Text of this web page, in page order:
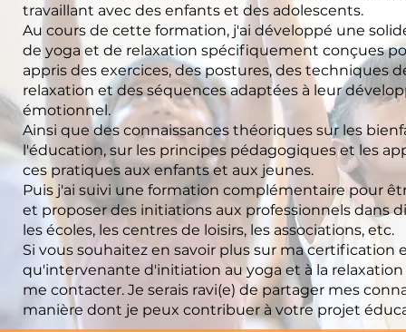
travaillant avec des enfants et des adolescents.
Au cours de cette formation, j'ai développé une
de yoga et de relaxation spécifiquement conçues
appris des exercices, des postures, des techniques
relaxation et des séquences adaptées à leur
émotionnel.
Ainsi que des connaissances théoriques sur les
l'éducation, sur les principes pédagogiques et les
ces pratiques aux enfants et aux jeunes.
Puis j'ai suivi une formation complémentaire pour
et proposer des initiations aux professionnels dans
les écoles, les centres de loisirs, les associations, etc.
Si vous souhaitez en savoir plus sur ma
qu'intervenante d'initiation au yoga et à la
me contacter. Je serais ravi(e) de partager mes
manière dont je peux contribuer à votre projet